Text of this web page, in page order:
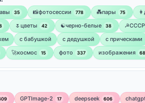
35 📸фотосессии 778 💑пары 75
🌷цветы 42 ☯︎черно-белые 38 ☭СССР
с бабушкой с дедушкой с прическами
🚀космос 15 фото 337 изображения
GPTImage-2 17 deepseek 606